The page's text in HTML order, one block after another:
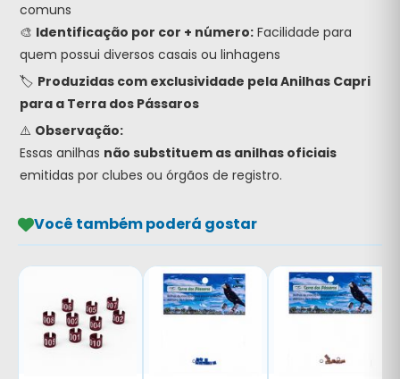
comuns
🎨 Identificação por cor + número: Facilidade para
quem possui diversos casais ou linhagens
🏷️ Produzidas com exclusividade pela Anilhas Capri
para a Terra dos Pássaros
⚠️ Observação:
Essas anilhas não substituem as anilhas oficiais
emitidas por clubes ou órgãos de registro.
Você também poderá gostar